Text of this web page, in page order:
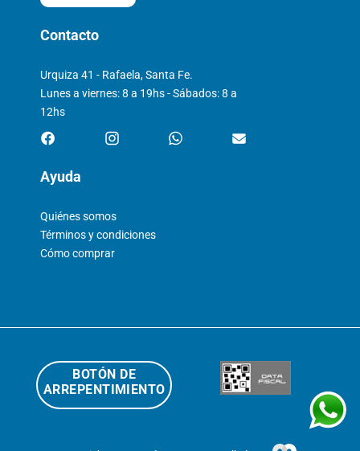
Contacto
Urquiza 41 - Rafaela, Santa Fe.
Lunes a viernes: 8 a 19hs - Sábados: 8 a
12hs
Ayuda
Quiénes somos
Términos y condiciones
Cómo comprar
BOTÓN DE
ARREPENTIMIENTO